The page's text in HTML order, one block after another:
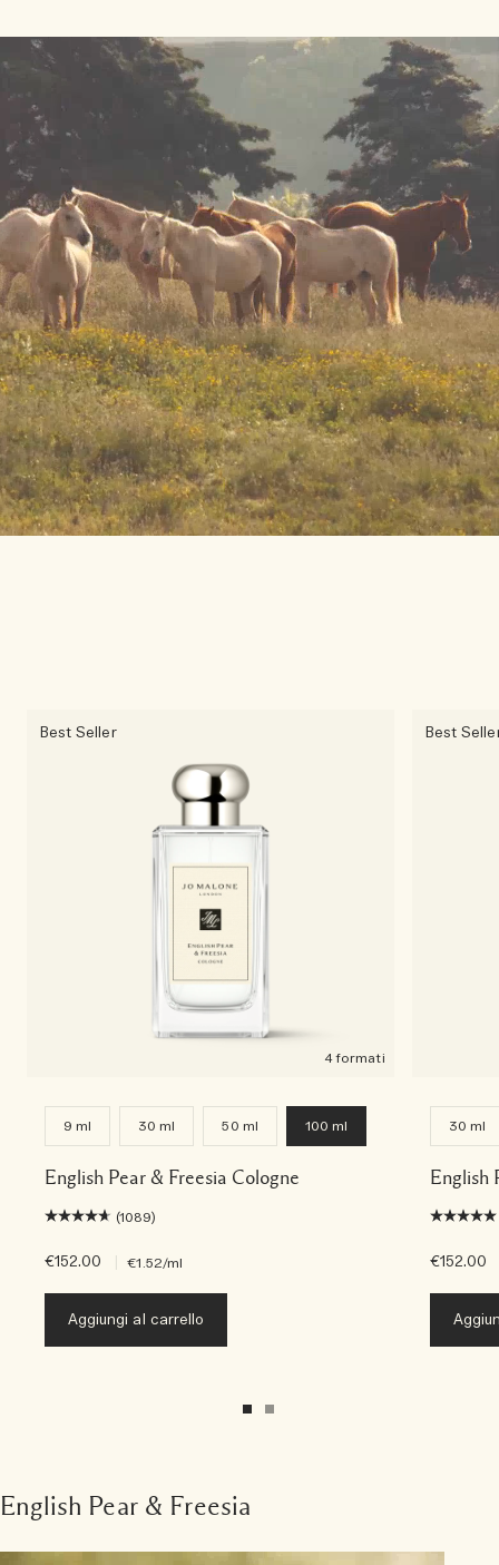
Best Seller
4 formati
9 ml 30 ml 50 ml 100 ml
English Pear & Freesia Cologne
(1089)
€152.00 €1.52/ml
Aggiungi al carrello
Best
30 ml
English
€152.00
English Pear & Freesia